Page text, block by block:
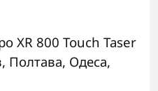
XR 800 Touch Taser
Полтава, Одеса,